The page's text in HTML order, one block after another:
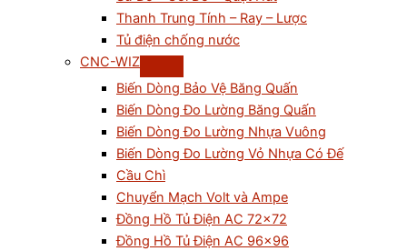
Thanh Trung Tính – Ray – Lược
Tủ điện chống nước
CNC-WIZ
Biến Dòng Bảo Vệ Băng Quấn
Biến Dòng Đo Lường Băng Quấn
Biến Dòng Đo Lường Nhựa Vuông
Biến Dòng Đo Lường Vỏ Nhựa Có Đế
Cầu Chì
Chuyển Mạch Volt và Ampe
Đồng Hồ Tủ Điện AC 72×72
Đồng Hồ Tủ Điện AC 96×96